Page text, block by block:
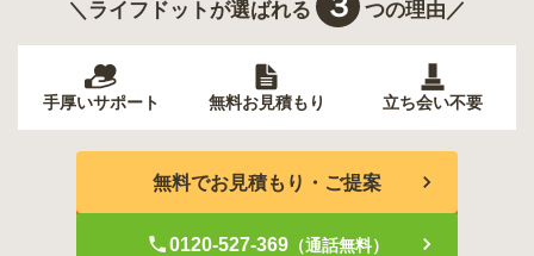
＼ライフドットが選ばれる つの理由／
手厚いサポート 無料お見積もり 立ち会い不要
無料でお見積もり・ご提案
0120-527-369（通話無料）